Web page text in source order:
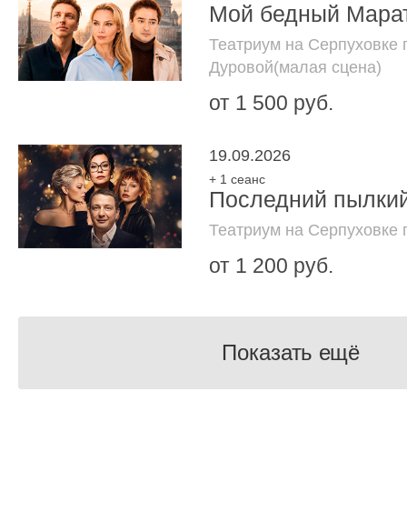
Мой бедный
Театриум на Серпуховке
Дуровой(малая сцена)
от 1 500 руб.
19.09.2026
+ 1 сеанс
Последний
Театриум на Серпуховке
от 1 200 руб.
Показать ещё